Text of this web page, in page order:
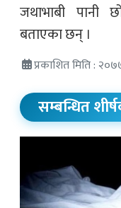
जथाभाबी पानी
बताएका छन् ।
प्रकाशित मिति :
सम्बन्धित